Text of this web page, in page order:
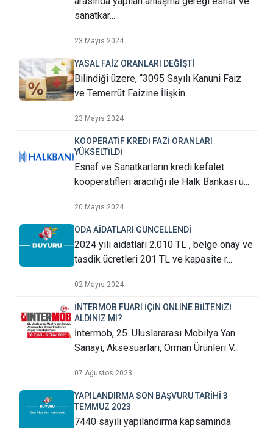
sanatkar...
23 Mayıs 2024
YASAL FAİZ ORANLARI DEĞİŞTİ
Bilindiği üzere, “3095 Sayılı Kanuni Faiz
ve Temerrüt Faizine İlişkin...
23 Mayıs 2024
KOOPERATİF KREDİ FAZİ ORANLARI
YÜKSELTİLDİ
Esnaf ve Sanatkarların kredi kefalet
kooperatifleri aracılığı ile Halk Bankası ü...
20 Mayıs 2024
ODA AİDATLARI GÜNCELLENDİ
2024 yılı aidatları 2.010 TL , belge onay ve
tasdik ücretleri 201 TL ve kapasite r...
02 Mayıs 2024
İNTERMOB FUARI İÇİN ONLINE BİLTENİZİ
ALDINIZ MI?
İntermob, 25. Uluslararası Mobilya Yan
Sanayi, Aksesuarları, Orman Ürünleri V...
07 Ağustos 2023
YAPILANDIRMA SON BAŞVURU TARİHİ 3
TEMMUZ 2023
7440 sayılı yapılandırma kapsamında